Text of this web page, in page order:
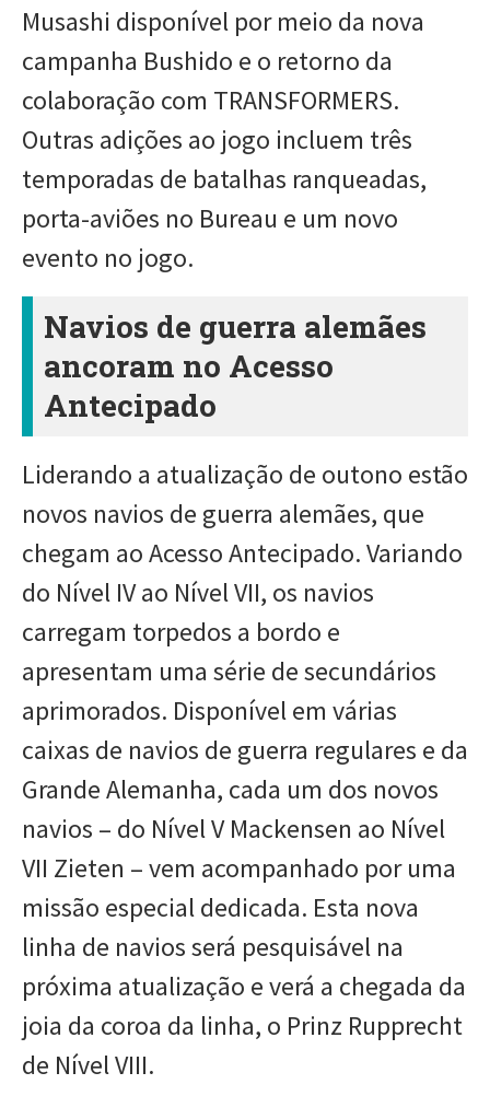
Musashi disponível por meio da nova
campanha Bushido e o retorno da
colaboração com TRANSFORMERS.
Outras adições ao jogo incluem três
temporadas de batalhas ranqueadas,
porta-aviões no Bureau e um novo
evento no jogo.
Navios de guerra alemães
ancoram no Acesso
Antecipado
Liderando a atualização de outono estão
novos navios de guerra alemães, que
chegam ao Acesso Antecipado. Variando
do Nível IV ao Nível VII, os navios
carregam torpedos a bordo e
apresentam uma série de secundários
aprimorados. Disponível em várias
caixas de navios de guerra regulares e da
Grande Alemanha, cada um dos novos
navios – do Nível V Mackensen ao Nível
VII Zieten – vem acompanhado por uma
missão especial dedicada. Esta nova
linha de navios será pesquisável na
próxima atualização e verá a chegada da
joia da coroa da linha, o Prinz Rupprecht
de Nível VIII.